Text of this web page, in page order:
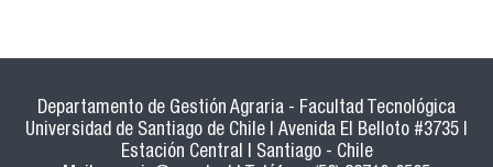
Departamento de Gestión Agraria - Facultad Tecnológica
Universidad de Santiago de Chile | Avenida El Belloto #3735 |
Estación Central | Santiago - Chile